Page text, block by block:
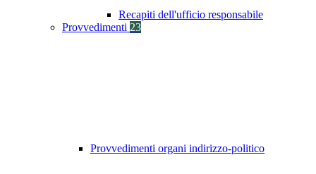
Recapiti dell'ufficio responsabile
Provvedimenti 23
Provvedimenti organi indirizzo-politico